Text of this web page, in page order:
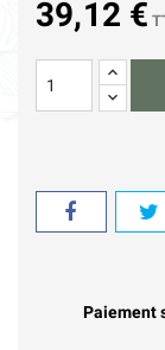
39,12 €
Paiement